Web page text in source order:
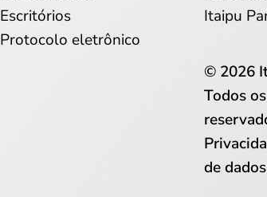
Escritórios
Protocolo eletrônico
Itaipu
© 2026
Todos
de dados